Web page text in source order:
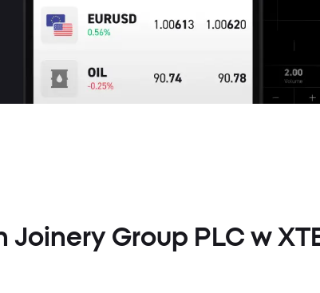
Group PLC w